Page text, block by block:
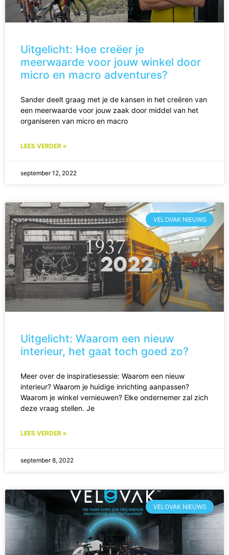
Uitgelicht: Hoe creëer je
meerwaarde voor jouw winkel door
micro en macro adventures?
Sander deelt graag met je de kansen in het creëren van
een meerwaarde voor jouw zaak door middel van het
organiseren van micro en macro
LEES VERDER »
september 12, 2022
VELOVAK NIEUWS
Uitgelicht: Waarom een nieuw
interieur, het gaat toch goed zo?
Meer over de inspiratiesessie: Waarom een nieuw
interieur? Waarom je huidige inrichting aanpassen?
Waarom je winkel vernieuwen? Elke ondernemer zal zich
deze vraag stellen. Je
LEES VERDER »
september 8, 2022
VELOVAK NIEUWS